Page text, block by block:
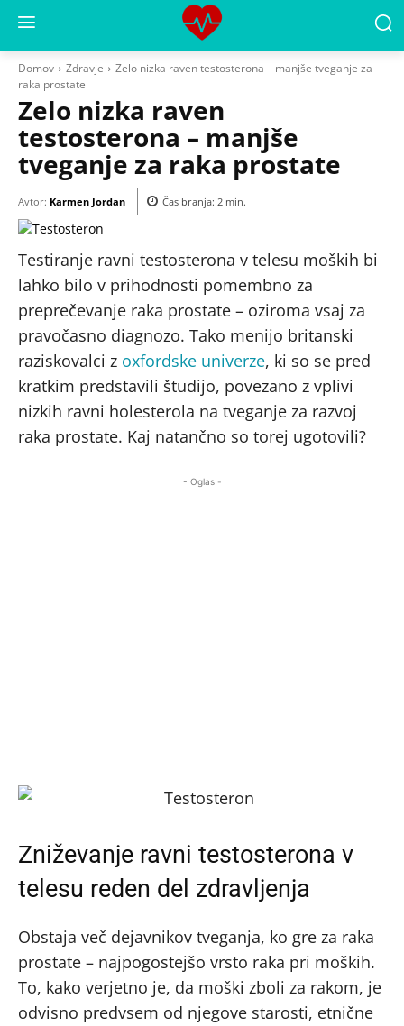
Domov Zdravje
Zelo nizka raven testosterona – manjše tveganje za
raka prostate
Zelo nizka raven
testosterona – manjše
tveganje za raka prostate
Avtor: Karmen Jordan Čas branja: 2 min.
Testiranje ravni testosterona v telesu moških bi
lahko bilo v prihodnosti pomembno za
preprečevanje raka prostate – oziroma vsaj za
pravočasno diagnozo. Tako menijo britanski
raziskovalci z oxfordske univerze, ki so se pred
kratkim predstavili študijo, povezano z vplivi
nizkih ravni holesterola na tveganje za razvoj
raka prostate. Kaj natančno so torej ugotovili?
- Oglas -
Zniževanje ravni testosterona v
telesu reden del zdravljenja
Obstaja več dejavnikov tveganja, ko gre za raka
prostate – najpogostejšo vrsto raka pri moških.
To, kako verjetno je, da moški zboli za rakom, je
odvisno predvsem od njegove starosti, etnične